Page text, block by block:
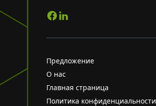
Предложение
О нас
Главная страница
Политика конфиденциальности